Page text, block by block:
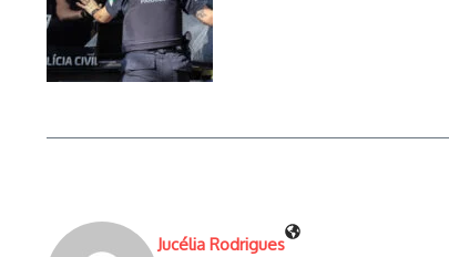
Jucélia Rodrigues